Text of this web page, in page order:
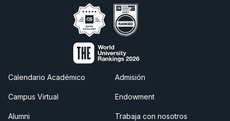
Calendario Académico
Campus Virtual
Alumni
Admisión
Endowment
Trabaja con nosotros